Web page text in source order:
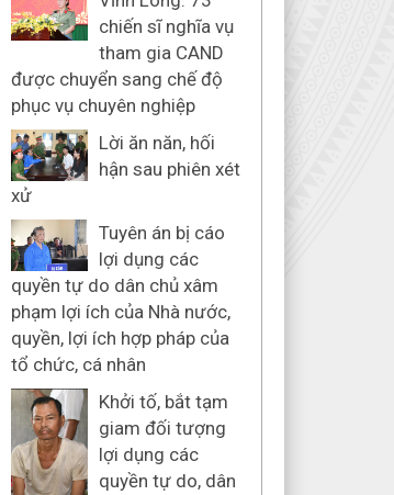
chiến sĩ nghĩa vụ
tham gia CAND
được chuyển sang chế độ
phục vụ chuyên nghiệp
Lời ăn năn, hối
hận sau phiên xét
xử
Tuyên án bị cáo
lợi dụng các
quyền tự do dân chủ xâm
phạm lợi ích của Nhà nước,
quyền, lợi ích hợp pháp của
tổ chức, cá nhân
Khởi tố, bắt tạm
giam đối tượng
lợi dụng các
quyền tự do, dân